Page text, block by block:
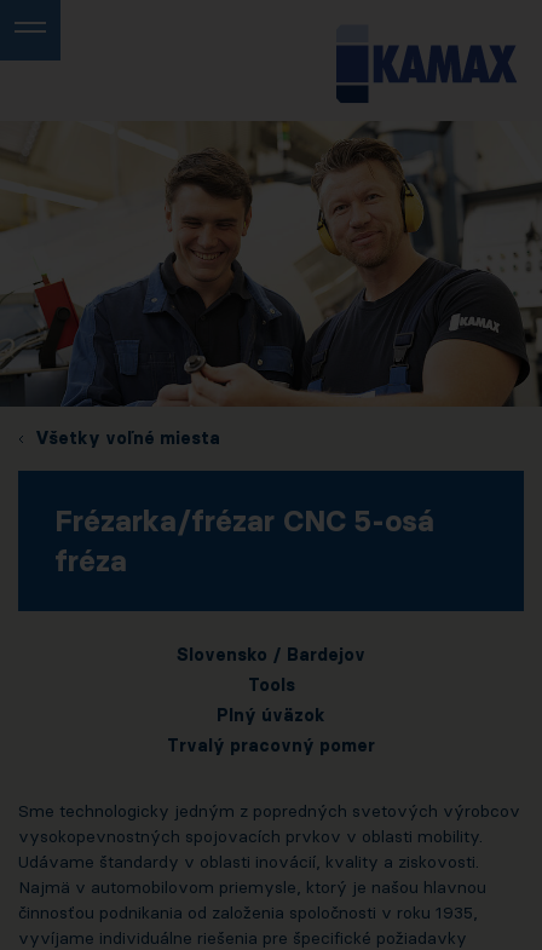
Všetky voľné miesta
Frézarka/frézar CNC 5-osá
fréza
Slovensko / Bardejov
Tools
Plný úväzok
Trvalý pracovný pomer
Sme technologicky jedným z popredných svetových výrobcov
vysokopevnostných spojovacích prvkov v oblasti mobility.
Udávame štandardy v oblasti inovácií, kvality a ziskovosti.
Najmä v automobilovom priemysle, ktorý je našou hlavnou
činnosťou podnikania od založenia spoločnosti v roku 1935,
vyvíjame individuálne riešenia pre špecifické požiadavky